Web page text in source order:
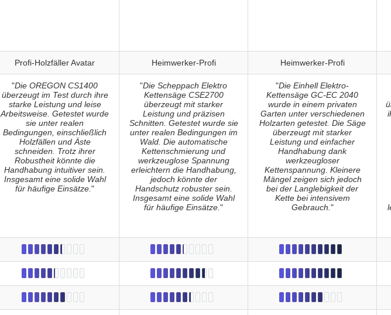
Profi-Holzfäller Avatar Heimwerker-Profi Heimwerker-Profi
"Die OREGON CS1400
überzeugt im Test durch ihre
starke Leistung und leise
Arbeitsweise. Getestet wurde
sie unter realen
Bedingungen, einschließlich
Holzfällen und Äste
schneiden. Trotz ihrer
Robustheit könnte die
Handhabung intuitiver sein.
Insgesamt eine solide Wahl
für häufige Einsätze."
"Die Scheppach Elektro
Kettensäge CSE2700
überzeugt mit starker
Leistung und präzisen
Schnitten. Getestet wurde sie
unter realen Bedingungen im
Wald. Die automatische
Kettenschmierung und
werkzeuglose Spannung
erleichtern die Handhabung,
jedoch könnte der
Handschutz robuster sein.
Insgesamt eine solide Wahl
für häufige Einsätze."
"Die Einhell Elektro-
Kettensäge GC-EC 2040
wurde in einem privaten
Garten unter verschiedenen
Holzarten getestet. Die Säge
überzeugt mit starker
Leistung und einfacher
Handhabung dank
werkzeugloser
Kettenspannung. Kleinere
Mängel zeigen sich jedoch
bei der Langlebigkeit der
Kette bei intensivem
Gebrauch."